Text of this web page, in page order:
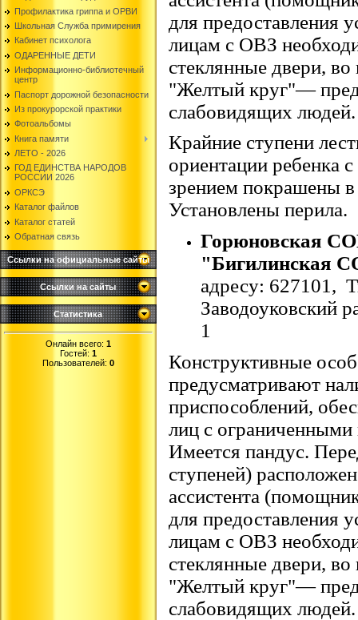
Профилактика гриппа и ОРВИ
Школьная Служба примирения
Кабинет психолога
ОДАРЕННЫЕ ДЕТИ
Информационно-библиотечный
центр
Паспорт дорожной безопасности
Из прокурорской практики
Фотоальбомы
Книга памяти
ЛЕТО - 2026
ГОД ЕДИНСТВА НАРОДОВ
РОССИИ 2026
ОРКСЭ
Каталог файлов
Каталог статей
Обратная связь
Ссылки на официальные сайты
Ссылки на сайты
Статистика
Онлайн всего: 1
Гостей: 1
Пользователей: 0
для предоставления
лицам с ОВЗ
стеклянные двери,
"Желтый круг"—
слабовидящих людей.
Крайние ступени
ориентации ребенка
зрением покрашены в
Установлены перила.
Горюновская
"Бигилинская
адресу: 627101,
Заводоуковский
1
Конструктивные
предусматривают
приспособлений,
лиц с
Имеется пандус.
ступеней)
ассистента
для предоставления
лицам с ОВЗ
стеклянные двери,
"Желтый круг"—
слабовидящих людей.